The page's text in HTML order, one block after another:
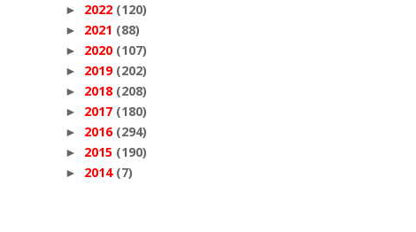
► 2022 (120)
► 2021 (88)
► 2020 (107)
► 2019 (202)
► 2018 (208)
► 2017 (180)
► 2016 (294)
► 2015 (190)
► 2014 (7)